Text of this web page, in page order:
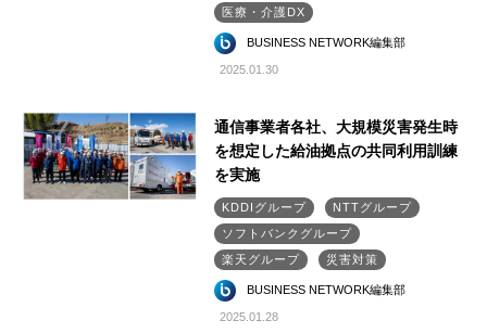
医療・介護DX
BUSINESS NETWORK編集部
2025.01.30
通信事業者各社、大規模災害発生時
を想定した給油拠点の共同利用訓練
を実施
KDDIグループ
NTTグループ
ソフトバンクグループ
楽天グループ
災害対策
BUSINESS NETWORK編集部
2025.01.28